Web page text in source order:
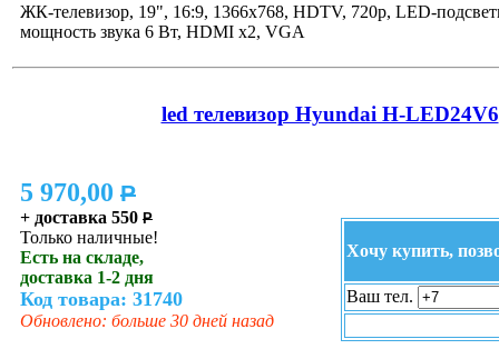
ЖК-телевизор, 19", 16:9, 1366x768, HDTV, 720p, LED-
мощность звука 6 Вт, HDMI x2, VGA
led телевизор Hyundai H-LED24V6
5 970,00 P
+ доставка 550 P
Только наличные!
Есть на складе,
доставка 1-2 дня
Код товара: 31740
Обновлено: больше 30 дней назад
Хочу купить,
Ваш тел.